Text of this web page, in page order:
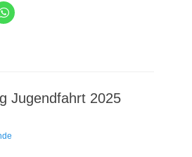
Jugendfahrt 2025